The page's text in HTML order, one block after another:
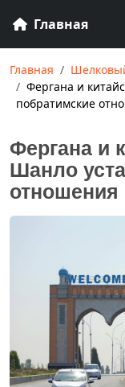
Главная
Главная
Фергана и
побратимские
Фергана и
Шанло
отношения